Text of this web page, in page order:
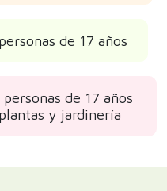
de 17 años
de 17 años
y jardinería